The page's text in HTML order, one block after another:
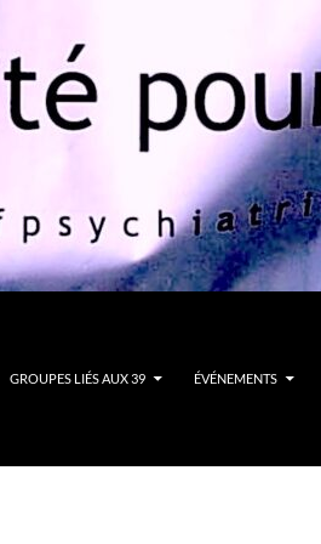
GROUPES LIÉS AUX 39 ÉVÉNEMENTS